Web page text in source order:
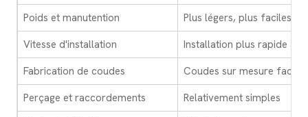
Poids et manutention
Plus légers, plus faciles à
Vitesse d'installation
Installation plus rapide
Fabrication de coudes
Coudes sur mesure
Perçage et raccordements
Relativement simples